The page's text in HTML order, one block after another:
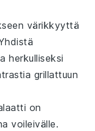
värikkyyttä
herkulliseksi
grillattuun
on
voileivälle.